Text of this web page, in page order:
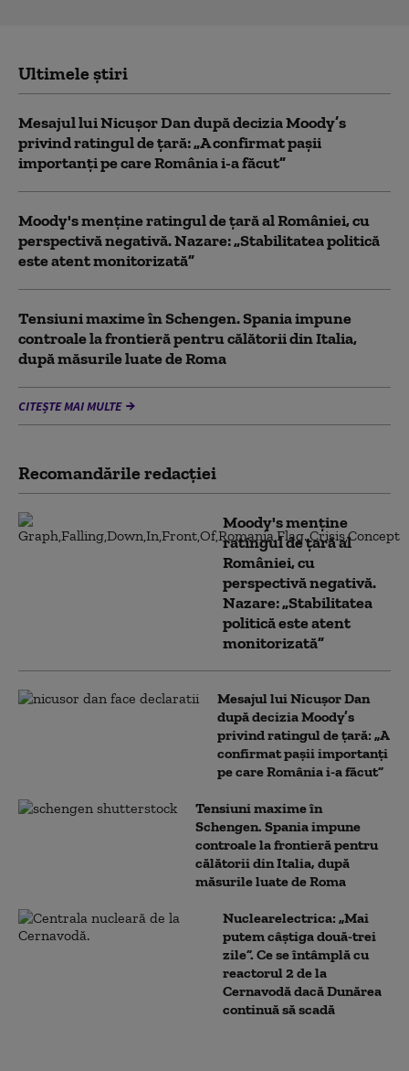
Ultimele știri
Mesajul lui Nicușor Dan după decizia Moody’s
privind ratingul de țară: „A confirmat pașii
importanți pe care România i-a făcut”
Moody's menține ratingul de țară al României, cu
perspectivă negativă. Nazare: „Stabilitatea politică
este atent monitorizată”
Tensiuni maxime în Schengen. Spania impune
controale la frontieră pentru călătorii din Italia,
după măsurile luate de Roma
CITEȘTE MAI MULTE
Recomandările redacţiei
Moody's menține
ratingul de țară al
României, cu
perspectivă negativă.
Nazare: „Stabilitatea
politică este atent
monitorizată”
Mesajul lui Nicușor Dan
după decizia Moody’s
privind ratingul de țară: „A
confirmat pașii importanți
pe care România i-a făcut”
Tensiuni maxime în
Schengen. Spania impune
controale la frontieră pentru
călătorii din Italia, după
măsurile luate de Roma
Nuclearelectrica: „Mai
putem câștiga două-trei
zile”. Ce se întâmplă cu
reactorul 2 de la
Cernavodă dacă Dunărea
continuă să scadă